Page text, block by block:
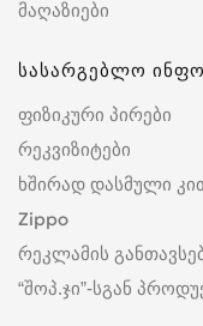
მაღაზიები
სასარგებლო
ფიზიკური პირები
რეკვიზიტები
ხშირად დასმული
Zippo
რეკლამის
“შოპ.ჯი”-სგან